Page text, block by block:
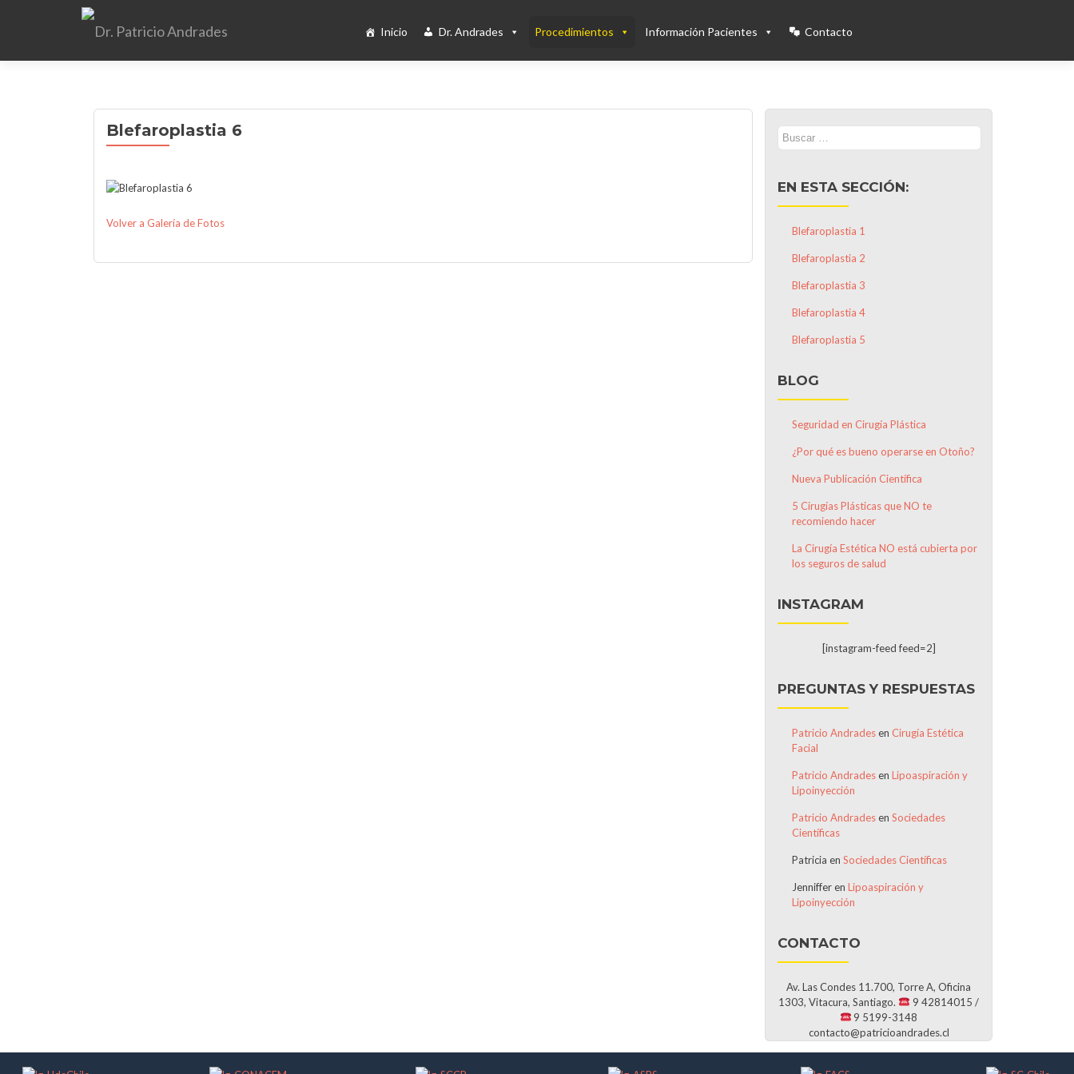
Inicio Dr. Andrades Procedimientos Información Pacientes Contacto
Blefaroplastia 6
Volver a Galería de Fotos
Buscar:
EN ESTA SECCIÓN:
Blefaroplastia 1
Blefaroplastia 2
Blefaroplastia 3
Blefaroplastia 4
Blefaroplastia 5
BLOG
Seguridad en Cirugía Plástica
¿Por qué es bueno operarse en Otoño?
Nueva Publicación Científica
5 Cirugías Plásticas que NO te
recomiendo hacer
La Cirugía Estética NO está cubierta por
los seguros de salud
INSTAGRAM
[instagram-feed feed=2]
PREGUNTAS Y RESPUESTAS
Patricio Andradesen Cirugía Estética
Facial
Patricio Andradesen Lipoaspiración y
Lipoinyección
Patricio Andradesen Sociedades
Científicas
Patricia en Sociedades Científicas
Jennifferen Lipoaspiración y
Lipoinyección
CONTACTO
Av. Las Condes 11.700, Torre A, Oficina
1303, Vitacura, Santiago.
9 42814015 /
9 5199-3148
contacto@patricioandrades.cl